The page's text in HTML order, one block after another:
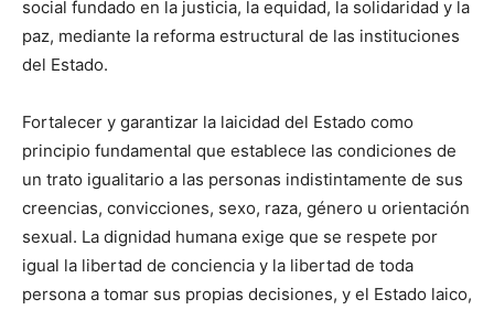
social fundado en la justicia, la equidad, la solidaridad y la
paz, mediante la reforma estructural de las instituciones
del Estado.
Fortalecer y garantizar la laicidad del Estado como
principio fundamental que establece las condiciones de
un trato igualitario a las personas indistintamente de sus
creencias, convicciones, sexo, raza, género u orientación
sexual. La dignidad humana exige que se respete por
igual la libertad de conciencia y la libertad de toda
persona a tomar sus propias decisiones, y el Estado laico,